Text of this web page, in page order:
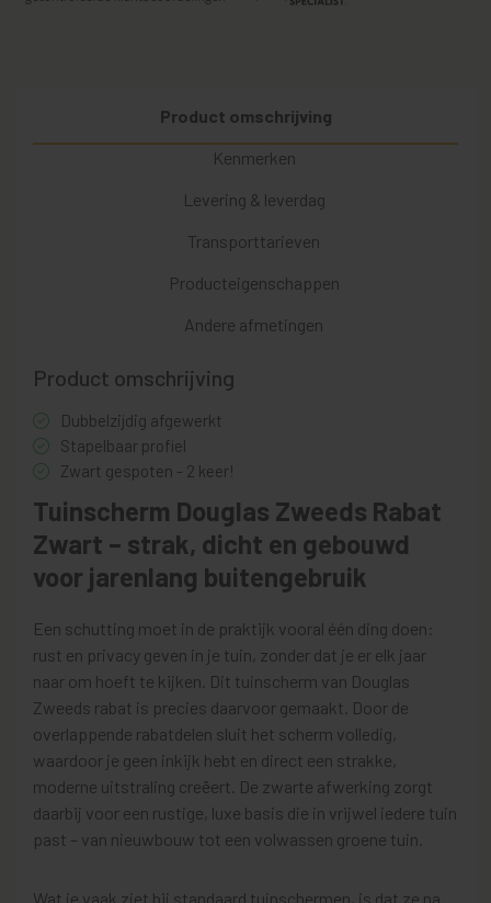
Product omschrijving
Kenmerken
Levering & leverdag
Transporttarieven
Producteigenschappen
Andere afmetingen
Product omschrijving
Dubbelzijdig afgewerkt
Stapelbaar profiel
Zwart gespoten - 2 keer!
Tuinscherm Douglas Zweeds Rabat
Zwart – strak, dicht en gebouwd
voor jarenlang buitengebruik
Een schutting moet in de praktijk vooral één ding doen:
rust en privacy geven in je tuin, zonder dat je er elk jaar
naar om hoeft te kijken. Dit tuinscherm van Douglas
Zweeds rabat is precies daarvoor gemaakt. Door de
overlappende rabatdelen sluit het scherm volledig,
waardoor je geen inkijk hebt en direct een strakke,
moderne uitstraling creëert. De zwarte afwerking zorgt
daarbij voor een rustige, luxe basis die in vrijwel iedere tuin
past – van nieuwbouw tot een volwassen groene tuin.
Wat je vaak ziet bij standaard tuinschermen, is dat ze na